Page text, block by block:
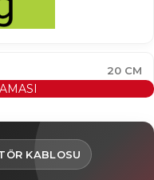
20 CM
KABLOSU